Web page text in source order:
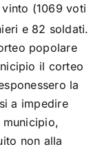
(1069 voti
e 82 soldati.
popolare
il corteo
la
a impedire
non alla